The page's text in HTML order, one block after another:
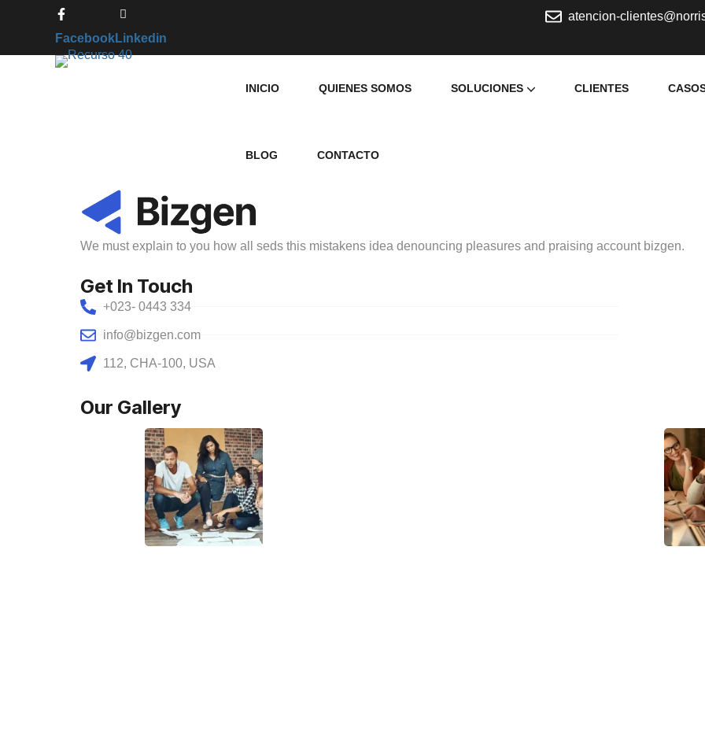
FacebookLinkedin
atencion-
INICIO QUIENES SOMOS SOLUCIONES CLIENTES
BLOG CONTACTO
We must explain to you how all seds this mistakens idea denouncing pleasures and praising account bizgen.
Get In Touch
+023- 0443 334
info@bizgen.com
112, CHA-100, USA
Our Gallery